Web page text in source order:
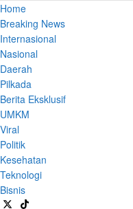
Home
Breaking News
Internasional
Nasional
Daerah
Pilkada
Berita Eksklusif
UMKM
Viral
Politik
Kesehatan
Teknologi
Bisnis